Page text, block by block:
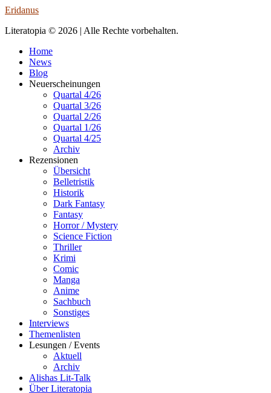
Eridanus
Literatopia © 2026 | Alle Rechte vorbehalten.
Home
News
Blog
Neuerscheinungen
Quartal 4/26
Quartal 3/26
Quartal 2/26
Quartal 1/26
Quartal 4/25
Archiv
Rezensionen
Übersicht
Belletristik
Historik
Dark Fantasy
Fantasy
Horror / Mystery
Science Fiction
Thriller
Krimi
Comic
Manga
Anime
Sachbuch
Sonstiges
Interviews
Themenlisten
Lesungen / Events
Aktuell
Archiv
Alishas Lit-Talk
Über Literatopia